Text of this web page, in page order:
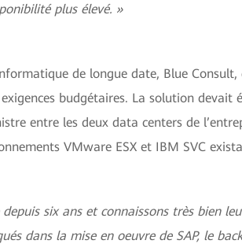
plus élevé. »
de longue date, Blue
budgétaires. La solution devait
entre les deux data centers de
VMware ESX et IBM SVC
six ans et connaissons très bien
dans la mise en oeuvre de SAP, le